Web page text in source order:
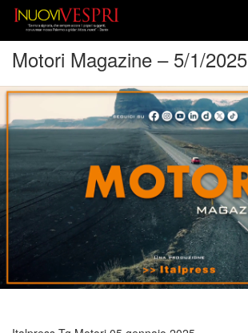
Motori Magazine – 5/1/2025